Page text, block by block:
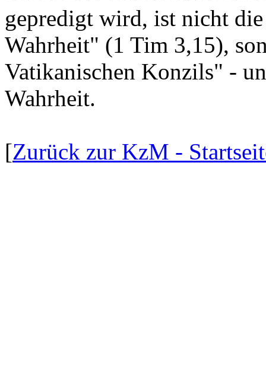
gepredigt wird, ist nicht
Wahrheit" (1 Tim 3,15),
Vatikanischen Konzils" -
Wahrheit.
[Zurück zur KzM -